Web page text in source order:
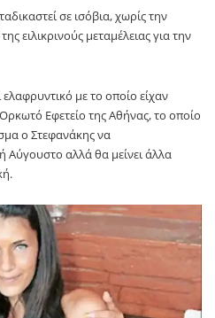
σε ισόβια, χωρίς την
ειλικρινούς μεταμέλειας για την
με το οποίο είχαν
Εφετείο της Αθήνας, το οποίο
ο Στεφανάκης να
Αύγουστο αλλά θα μείνει άλλα